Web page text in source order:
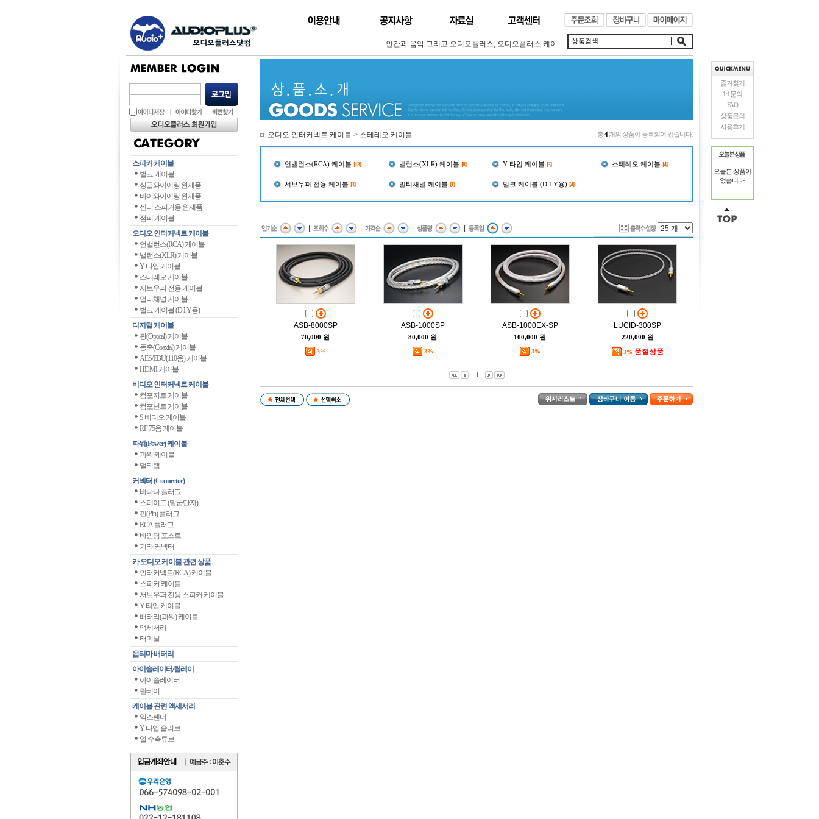
인간과 음악 그리고 오디오플러스, 오디오플러스 케이블은 음악에 대한 열정으로 제작되었습니다.
즐겨찾기
1:1문의
FAQ
상품문의
사용후기
오늘본 상품이
없습니다.
스피커 케이블
벌크 케이블
싱글와이어링 완제품
바이와이어링 완제품
센터 스피커용 완제품
점퍼 케이블
오디오 인터커넥트 케이블
언밸런스(RCA) 케이블
밸런스(XLR) 케이블
Y 타입 케이블
스테레오 케이블
서브우퍼 전용 케이블
멀티채널 케이블
벌크 케이블 (D.I.Y용)
디지털 케이블
광(Optical) 케이블
동축(Coaxial) 케이블
AES/EBU(110옴) 케이블
HDMI 케이블
비디오 인터커넥트 케이블
컴포지트 케이블
컴포넌트 케이블
S 비디오 케이블
RF 75옴 케이블
파워(Power) 케이블
파워 케이블
멀티탭
커넥터 (Connector)
바나나 플러그
스페이드 (말굽단자)
핀(Pin) 플러그
RCA 플러그
바인딩 포스트
기타 커넥터
카 오디오 케이블 관련 상품
인터커넥트(RCA) 케이블
스피커 케이블
서브우퍼 전용 스피커 케이블
Y 타입 케이블
배터리(파워) 케이블
액세서리
터미널
옵티마 배터리
아이솔레이터/릴레이
아이솔레이터
릴레이
케이블 관련 액세서리
익스팬더
Y 타입 슬리브
열 수축튜브
오디오 인터커넥트 케이블 > 스테레오 케이블 총4개의 상품이 등록되어 있습니다.
언밸런스(RCA) 케이블 [13] 밸런스(XLR) 케이블 [8] Y 타입 케이블 [3] 스테레오 케이블 [4]
서브우퍼 전용 케이블 [3] 멀티채널 케이블 [1] 벌크 케이블 (D.I.Y용) [4]
| | | |
ASB-8000SP
70,000 원
3%
ASB-1000SP
80,000 원
3%
ASB-1000EX-SP
100,000 원
3%
LUCID-300SP
220,000 원
3% 품절상품
1